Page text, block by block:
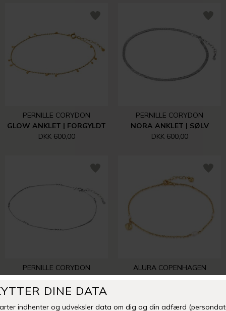
PERNILLE CORYDON
GLOW ANKLET | FORGYLDT
DKK 600,00
PERNILLE CORYDON
NORA ANKLET | SØLV
DKK 600,00
PERNILLE CORYDON
EVA ANKLET | SØLV
DKK 500,00
ALURA COPENHAGEN
OCEAN ANKELKÆDE 02 | FORGYLDT